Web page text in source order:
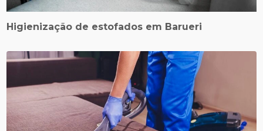
Higienização de estofados em Barueri